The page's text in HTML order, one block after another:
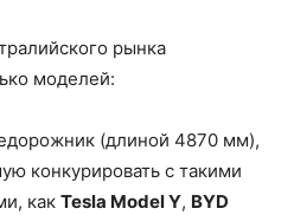
рынка
моделей:
(длиной 4870 мм),
конкурировать с такими
как Tesla Model Y, BYD